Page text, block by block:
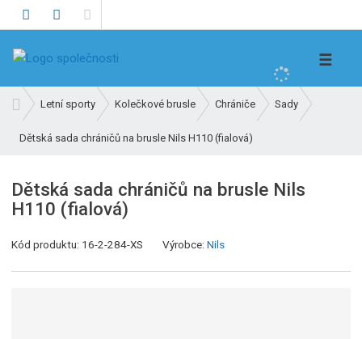
e
t
☰
v
o
í
s
r
Letní sporty Kolečkové brusle Chrániče Sady
Dětská sada chráničů na brusle Nils H110 (fialová)
Dětská sada chráničů na brusle Nils
H110 (fialová)
Kód produktu: 16-2-284-XS Výrobce:Nils